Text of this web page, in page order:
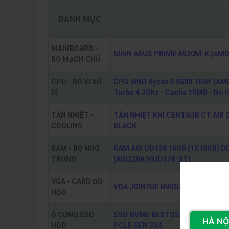
DANH MỤC
MAINBOARD -
BO MẠCH CHỦ
MAIN ASUS PRIME A520M-K
CPU - BỘ VI XỬ
LÝ
CPU AMD Ryzen 5 5500 TRAY
Turbo 4.2Ghz - Cache 19MB - No
TẢN NHIỆT -
COOLING
TẢN NHIỆT KHÍ CENTAUR CT AIR
BLACK
RAM - BỘ NHỚ
TRONG
RAM AGI UD138 16GB (1X16GB)
(AGI320A16UD138-ST)
VGA - CARD ĐỒ
HỌA
VGA JGINYUE NVIDIA GTX 1060
Ổ CỨNG SSD -
HDD
SSD NVME BESTOSS GM228
PCLE GEN 3X4
HÀ